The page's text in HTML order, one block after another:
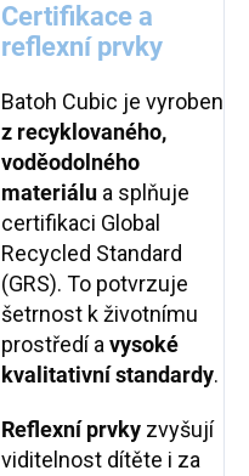
Certifikace a
reflexní prvky
Batoh Cubic je vyroben
z recyklovaného,
voděodolného
materiálu a splňuje
certifikaci Global
Recycled Standard
(GRS). To potvrzuje
šetrnost k životnímu
prostředí avysoké
kvalitativní standardy.
Reflexní prvky zvyšují
viditelnost dítěte i za